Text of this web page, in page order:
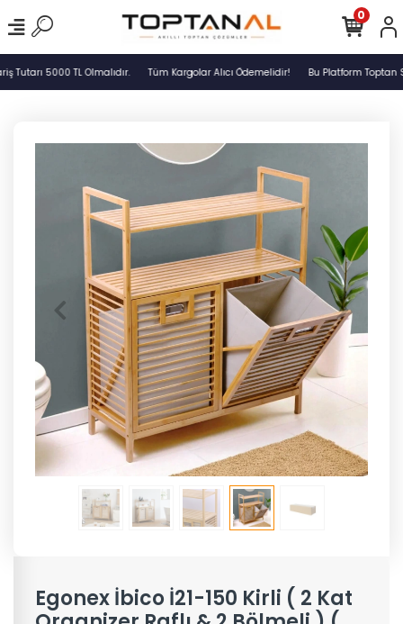
Tutarı 5000 TL Olmalıdır. Tüm Kargolar Alıcı Ödemelidir! Bu Platform Toptan
0
Egonex İbico İ21-150 Kirli ( 2 Kat